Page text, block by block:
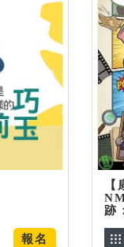
報名
跡